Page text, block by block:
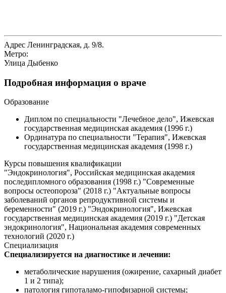
Адрес Ленинградская, д. 9/8.
Метро:
Улица Дыбенко
Подробная информация о враче
Образование
Диплом по специальности "Лечебное дело", Ижевская
государственная медицинская академия (1996 г.)
Ординатура по специальности "Терапия", Ижевская
государственная медицинская академия (1998 г.)
Курсы повышения квалификации
"Эндокринология", Российская медицинская академия
последипломного образования (1998 г.) "Современные
вопросы остеопороза" (2018 г.) "Актуальные вопросы
заболеваний органов репродуктивной системы и
беременности" (2019 г.) "Эндокринология", Ижевская
государственная медицинская академия (2019 г.) "Детская
эндокринология", Национальная академия современных
технологий (2020 г.)
Специализация
Специализируется на диагностике и лечении:
метаболические нарушения (ожирение, сахарный диабет
1 и 2 типа);
патология гипоталамо-гипофизарной системы;